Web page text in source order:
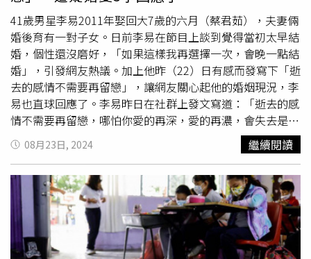
就是不會酷」，將進入家庭視為一件很美好的事。29歲的顏
佑庭在今年1月登記結婚，不過對戀情頗低調的他並未對外
公開已婚，直到4月寄出喜餅給親友，被好友KID（林柏
昇）曬出他與另一半的圖像畫，感慨道「沒想到這小子也結
婚了」，結婚的喜訊才隨之曝光，顏佑庭透露新婚老婆PIPI
是因為擔任櫃姐，跟他的妹妹是同事，兩人進而相識相戀，
從2021年七夕情人節開始交往，去年3月他因氣胸住院開
刀，PIPI也一直陪在身邊照顧，令他開始動了想婚的念頭，
在《全明星運動會》幾位藍隊隊友助攻下求婚成功。
41歲男星李易2011年娶回大7歲的六月（蔡君茹），夫妻倆
婚後育有一對子女。日前李易在節目上談到覺得當初太早結
婚，個性還沒磨好，「如果這樣我再選擇一次，會晚一點結
婚」，引發網友熱議。加上他昨（22）日有感而發寫下「逝
去的感情不需要再留戀」，讓網友關心起他的婚姻現況，李
易也直球回應了。李易昨日在社群上發文寫道：「逝去的感
情不需要再留戀，哪怕你愛的再深，愛的再濃，會失去是因
為上天看到了你的委屈，才選擇讓這緣份停止，因為會有更
適合的人事物在等待著你！」他解釋是看到最近身邊友人為
情所困，因此寫下他個人的感受，也藉此呼籲大家「不要試
著想改變對方，不然傷的都會是自己。」貼文一出後，網友
擔心李易的婚姻狀況，在留言區表示「跟六月要好好的」，
李易也親自回應「沒有不好啊」，要外界不必擔心他的婚姻
狀況。事實上，李易日前登上《花甲少年趣旅行》中吐露對
13年婚姻的真心話，他覺得當初太早結婚，也太早生小孩，
08月23日, 2024 繼續閱讀